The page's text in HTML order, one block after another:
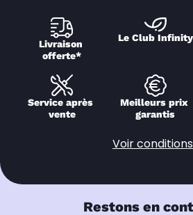
Livraison
offerte*
Le Club Infinity
Service après
vente
Meilleurs prix
garantis
Voir
Restons en